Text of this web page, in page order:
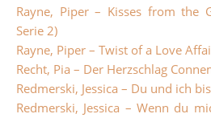
Rayne, Piper – Kisses from the
Serie 2)
Rayne, Piper – Twist of a Love
Recht, Pia – Der Herzschlag
Redmerski, Jessica – Du und ich
Redmerski, Jessica – Wenn du